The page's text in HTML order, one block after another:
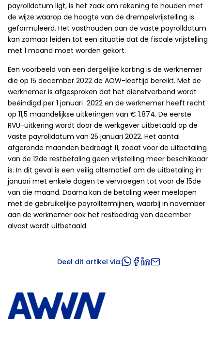
payrolldatum ligt, is het zaak om rekening te houden met
de wijze waarop de hoogte van de drempelvrijstelling is
geformuleerd. Het vasthouden aan de vaste payrolldatum
kan zomaar leiden tot een situatie dat de fiscale vrijstelling
met 1 maand moet worden gekort.
Een voorbeeld van een dergelijke korting is de werknemer
die op 15 december 2022 de AOW-leeftijd bereikt. Met de
werknemer is afgesproken dat het dienstverband wordt
beëindigd per 1 januari 2022 en de werknemer heeft recht
op 11,5 maandelijkse uitkeringen van € 1.874. De eerste
RVU-uitkering wordt door de werkgever uitbetaald op de
vaste payrolldatum van 25 januari 2022. Het aantal
afgeronde maanden bedraagt 11, zodat voor de uitbetaling
van de 12de restbetaling geen vrijstelling meer beschikbaar
is. In dit geval is een veilig alternatief om de uitbetaling in
januari met enkele dagen te vervroegen tot voor de 15de
van die maand. Daarna kan de betaling weer meelopen
met de gebruikelijke payrolltermijnen, waarbij in november
aan de werknemer ook het restbedrag van december
alvast wordt uitbetaald.
Deel dit artikel via: